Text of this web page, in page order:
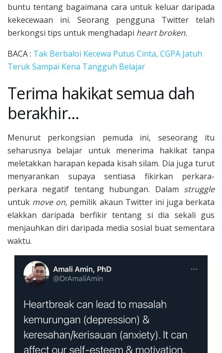
buntu tentang bagaimana cara untuk keluar daripada
kekecewaan ini. Seorang pengguna Twitter telah
berkongsi tips untuk menghadapi heart broken.
BACA : Tak Berbaloi Kecewa Putus Cinta, CGPA Jatuh
Teruk Sampai Kena Tangguh Belajar
Terima hakikat semua dah
berakhir…
Menurut perkongsian pemuda ini, seseorang itu
seharusnya belajar untuk menerima hakikat tanpa
meletakkan harapan kepada kisah silam. Dia juga turut
menyarankan supaya sentiasa fikirkan perkara-
perkara negatif tentang hubungan. Dalam struggle
untuk move on, pemilik akaun Twitter ini juga berkata
elakkan daripada berfikir tentang si dia sekali gus
menjauhkan diri daripada media sosial buat sementara
waktu.